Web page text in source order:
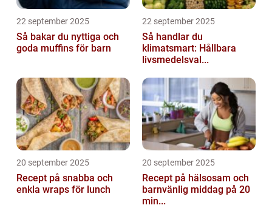
22 september 2025
Så bakar du nyttiga och
goda muffins för barn
22 september 2025
Så handlar du
klimatsmart: Hållbara
livsmedelsval...
20 september 2025
Recept på snabba och
enkla wraps för lunch
20 september 2025
Recept på hälsosam och
barnvänlig middag på 20
min...